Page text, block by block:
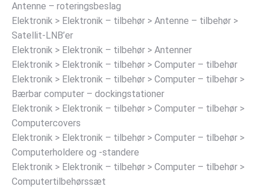
Antenne – roteringsbeslag
Elektronik > Elektronik – tilbehør > Antenne – tilbehør >
Satellit-LNB’er
Elektronik > Elektronik – tilbehør > Antenner
Elektronik > Elektronik – tilbehør > Computer – tilbehør
Elektronik > Elektronik – tilbehør > Computer – tilbehør >
Bærbar computer – dockingstationer
Elektronik > Elektronik – tilbehør > Computer – tilbehør >
Computercovers
Elektronik > Elektronik – tilbehør > Computer – tilbehør >
Computerholdere og -standere
Elektronik > Elektronik – tilbehør > Computer – tilbehør >
Computertilbehørssæt